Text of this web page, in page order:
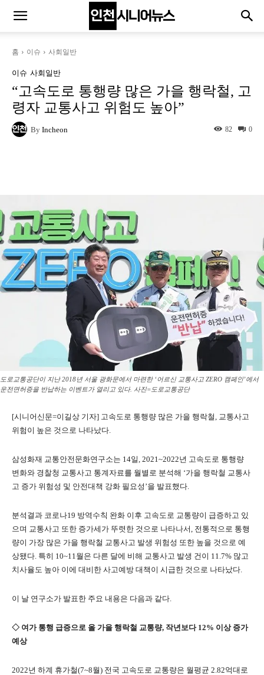
홈 이슈 사회일반
이슈 사회일반
“고속도로 통행량 많은 가을 행락철, 고
령자 교통사고 위험도 높아”
By Incheon 0
82
도로교통공단이 지난 2018년 서울 광화문에서 마련한 ‘어르신 교통사고 ZERO 캠페인’에서
운전면허증을 반납하는 이벤트가 열리고 있다. 사진=도로교통공단
[시니어신문=이길상 기자] 고속도로 통행량 많은 가을 행락철, 교통사고
위험이 높은 것으로 나타났다.
삼성화재 교통안전문화연구소는 14일, 2021~2022년 고속도로 통행량
변화와 경찰청 교통사고 통계자료를 월별로 분석해 ‘가을 행락철 교통사
고 증가 위험성 및 안전대책 강화 필요성’을 발표했다.
분석결과 코로나19 방역수칙 완화 이후 고속도로 교통량이 급증하고 있
으며 교통사고 또한 증가세가 뚜렷한 것으로 나타나서, 전통적으로 통행
량이 가장 많은 가을 행락철 교통사고 발생 위험성 또한 높을 것으로 예
상됐다. 특히 10~11월은 다른 달에 비해 교통사고 발생 건이 11.7% 많고
치사율도 높아 이에 대비한 사고예방 대책이 시급한 것으로 나타났다.
이 날 연구소가 발표한 주요 내용은 다음과 같다.
◇ 여가 통행 급증으로 올 가을 행락철 교통량, 작년보다 12% 이상 증가
예상
2022년 하계 휴가철(7~8월) 전국 고속도로 교통량은 월평균 2.82억대로